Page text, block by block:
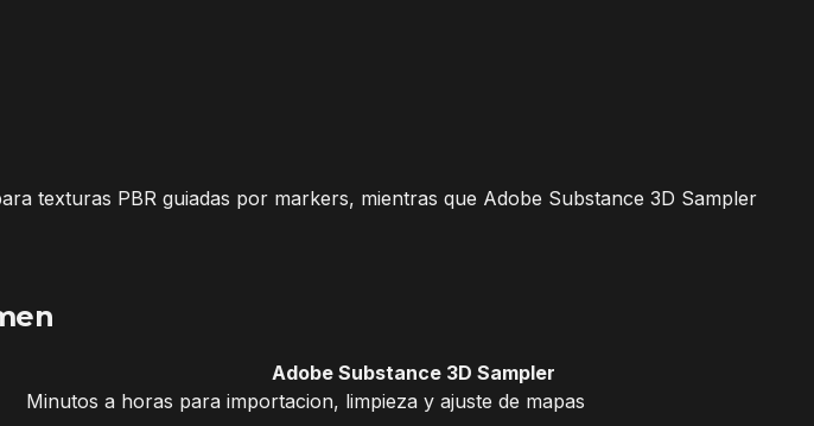
texturas PBR guiadas por markers, mientras que Adobe Substance 3D Sampler
Adobe Substance 3D Sampler
Minutos a horas para importacion, limpieza y ajuste de mapas